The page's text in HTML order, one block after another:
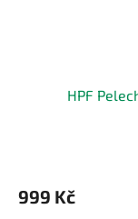
HPF
999 Kč